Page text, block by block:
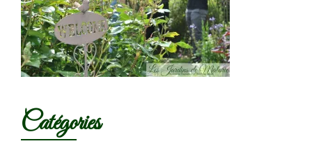
Catégories